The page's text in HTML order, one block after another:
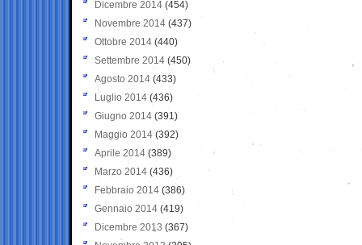
Dicembre 2014 (454)
Novembre 2014 (437)
Ottobre 2014 (440)
Settembre 2014 (450)
Agosto 2014 (433)
Luglio 2014 (436)
Giugno 2014 (391)
Maggio 2014 (392)
Aprile 2014 (389)
Marzo 2014 (436)
Febbraio 2014 (386)
Gennaio 2014 (419)
Dicembre 2013 (367)